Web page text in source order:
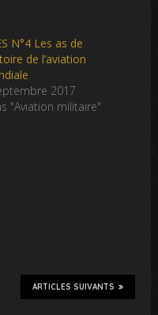
N°4 Les as de
de l’aviation
2017
"Aviation militaire"
ARTICLES SUIVANTS